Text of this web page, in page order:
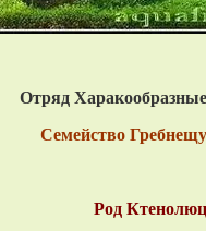
Отряд
Семейство
Род